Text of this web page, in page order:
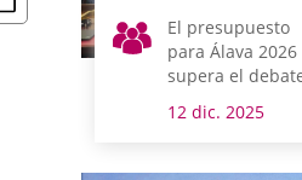
El presupuesto
para Álava 2026
supera el
prosigue su
12 dic. 2025